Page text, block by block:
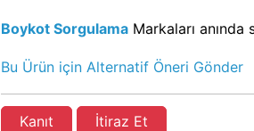
Boykot Sorgulama Markaları
Bu Ürün için Alternatif Öneri Gönder
Kanıt İtiraz Et